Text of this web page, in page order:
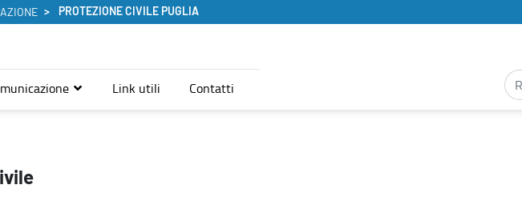
PROTEZIONE CIVILE PUGLIA
Link utili Contatti